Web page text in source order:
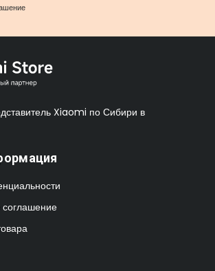
Xiaomi по Сибири в
соглашение